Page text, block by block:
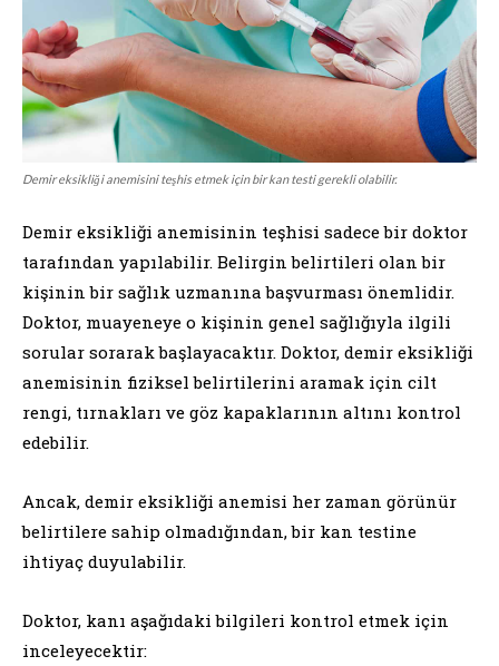
Demir eksikliği anemisini teşhis etmek için bir kan testi gerekli olabilir.
Demir eksikliği anemisinin teşhisi sadece bir doktor
tarafından yapılabilir. Belirgin belirtileri olan bir
kişinin bir sağlık uzmanına başvurması önemlidir.
Doktor, muayeneye o kişinin genel sağlığıyla ilgili
sorular sorarak başlayacaktır. Doktor, demir eksikliği
anemisinin fiziksel belirtilerini aramak için cilt
rengi, tırnakları ve göz kapaklarının altını kontrol
edebilir.
Ancak, demir eksikliği anemisi her zaman görünür
belirtilere sahip olmadığından, bir kan testine
ihtiyaç duyulabilir.
Doktor, kanı aşağıdaki bilgileri kontrol etmek için
inceleyecektir: